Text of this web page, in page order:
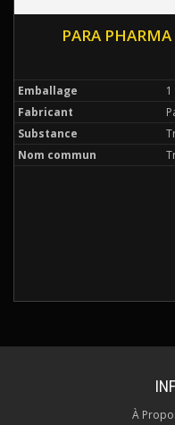
PARA
Emballage
Fabricant
Substance
Nom commun
À